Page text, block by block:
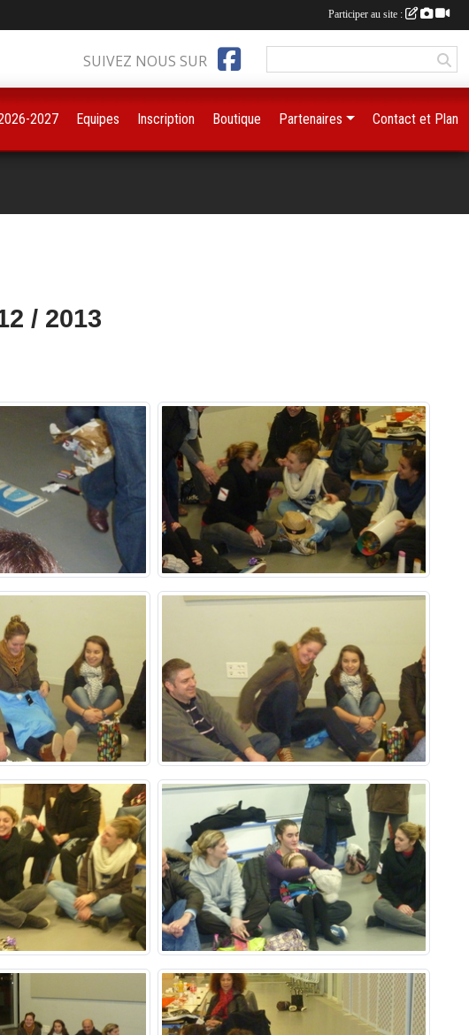
/ 2013
SUIVEZ NOUS SUR
2027 Equipes Inscription Boutique Partenaires Contact et Plan
Participer au site :